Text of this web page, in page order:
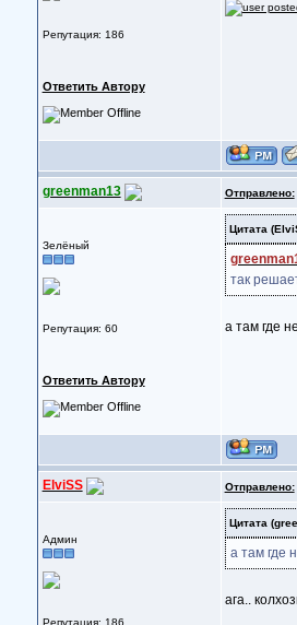
Репутация: 186
Ответить Автору
greenman13 Отправлено:
Зелёный
Репутация: 60
Ответить Автору
Цитата
так
а там где
ElviSS Отправлено:
Админ
Репутация: 186
Цитата
а там где
ага..